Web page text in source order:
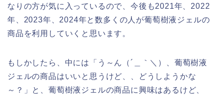
なりの方が気に入っているので、今後も2021年、2022
年、2023年、2024年と数多くの人が葡萄樹液ジェルの
商品を利用していくと思います。
もしかしたら、中には「う～ん（´＿｀＼）、葡萄樹液
ジェルの商品はいいと思うけど、、どうしようかな
～？」と、葡萄樹液ジェルの商品に興味はあるけど、